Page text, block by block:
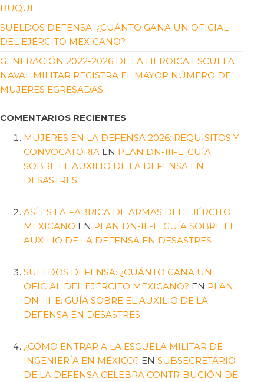
BUQUE
SUELDOS DEFENSA: ¿CUÁNTO GANA UN OFICIAL
DEL EJÉRCITO MEXICANO?
GENERACIÓN 2022-2026 DE LA HEROICA ESCUELA
NAVAL MILITAR REGISTRA EL MAYOR NÚMERO DE
MUJERES EGRESADAS
COMENTARIOS RECIENTES
MUJERES EN LA DEFENSA 2026: REQUISITOS Y
CONVOCATORIA EN PLAN DN-III-E: GUÍA
SOBRE EL AUXILIO DE LA DEFENSA EN
DESASTRES
ASÍ ES LA FABRICA DE ARMAS DEL EJÉRCITO
MEXICANO EN PLAN DN-III-E: GUÍA SOBRE EL
AUXILIO DE LA DEFENSA EN DESASTRES
SUELDOS DEFENSA: ¿CUÁNTO GANA UN
OFICIAL DEL EJÉRCITO MEXICANO? EN PLAN
DN-III-E: GUÍA SOBRE EL AUXILIO DE LA
DEFENSA EN DESASTRES
¿CÓMO ENTRAR A LA ESCUELA MILITAR DE
INGENIERÍA EN MÉXICO? EN SUBSECRETARIO
DE LA DEFENSA CELEBRA CONTRIBUCIÓN DE